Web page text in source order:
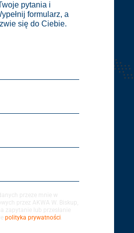
pytania i
formularz, a
się do Ciebie.
przeze mnie w
przez AKWA W. Biskup,
zapytanie lub przesłanie
polityka prywatności